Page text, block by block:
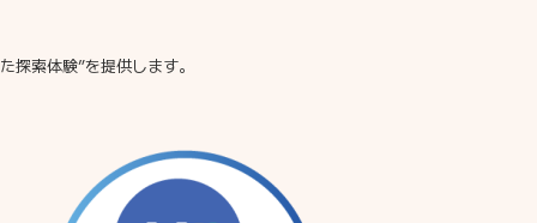
索体験”を提供します。